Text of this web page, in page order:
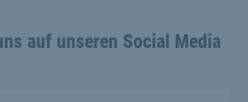
auf unseren Social Media